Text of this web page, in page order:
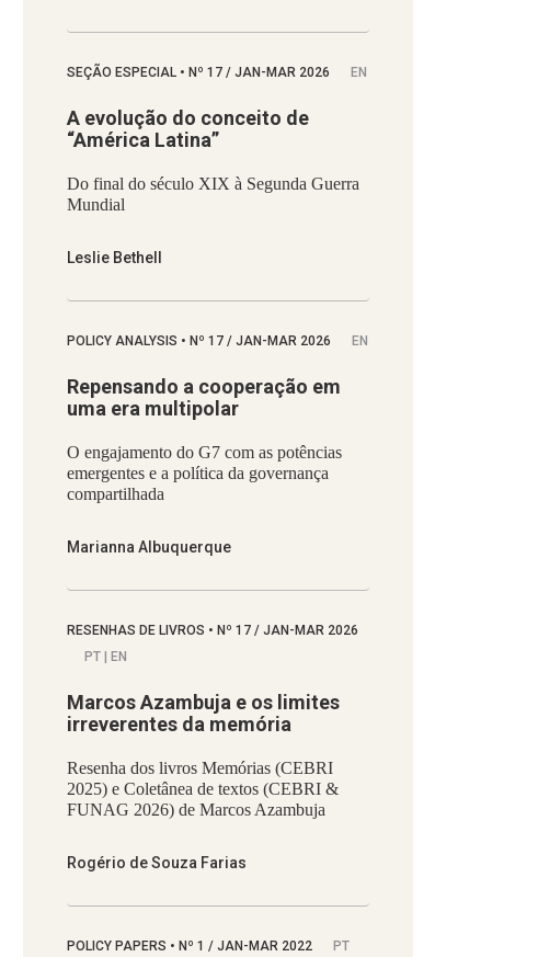
SEÇÃO ESPECIAL • Nº 17 / JAN-MAR 2026 EN
A evolução do conceito de
“América Latina”
Do final do século XIX à Segunda Guerra
Mundial
Leslie Bethell
POLICY ANALYSIS • Nº 17 / JAN-MAR 2026 EN
Repensando a cooperação em
uma era multipolar
O engajamento do G7 com as potências
emergentes e a política da governança
compartilhada
Marianna Albuquerque
RESENHAS DE LIVROS • Nº 17 / JAN-MAR 2026
PT | EN
Marcos Azambuja e os limites
irreverentes da memória
Resenha dos livros Memórias (CEBRI
2025) e Coletânea de textos (CEBRI &
FUNAG 2026) de Marcos Azambuja
Rogério de Souza Farias
POLICY PAPERS • Nº 1 / JAN-MAR 2022 PT